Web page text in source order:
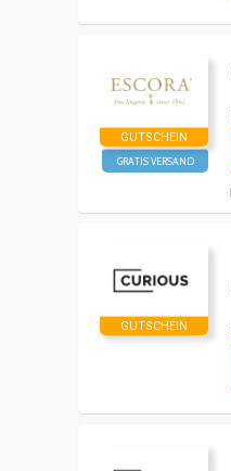
GUTSCHEIN
GRATIS VERSAND
GUTSCHEIN